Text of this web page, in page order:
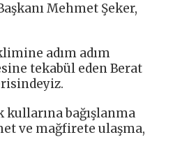
Mehmet Şeker,
adım adım
tekabül eden Berat
bağışlanma
ve mağfirete ulaşma,